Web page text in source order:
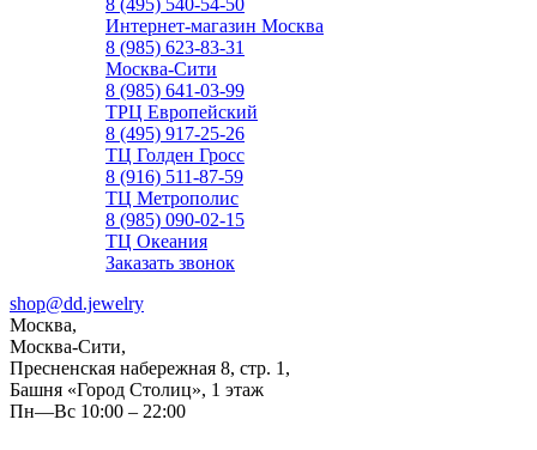
8 (495) 540-54-50
Интернет-магазин Москва
8 (985) 623-83-31
Москва-Сити
8 (985) 641-03-99
ТРЦ Европейский
8 (495) 917-25-26
ТЦ Голден Гросс
8 (916) 511-87-59
ТЦ Метрополис
8 (985) 090-02-15
ТЦ Океания
Заказать звонок
shop@dd.jewelry
Москва,
Москва-Сити,
Пресненская набережная 8, стр. 1,
Башня «Город Столиц», 1 этаж
Пн—Вс 10:00 – 22:00